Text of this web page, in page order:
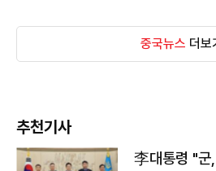
중국뉴스 더보
추천기사
李대통령 "군